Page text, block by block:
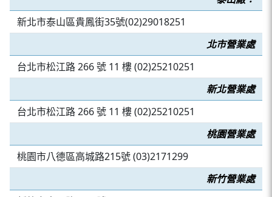
新北市泰山區貴鳳街35號(02)29018251
北市營業處
台北市松江路 266 號 11 樓 (02)25210251
新北營業處
台北市松江路 266 號 11 樓 (02)25210251
桃園營業處
桃園市八德區高城路215號 (03)2171299
新竹營業處